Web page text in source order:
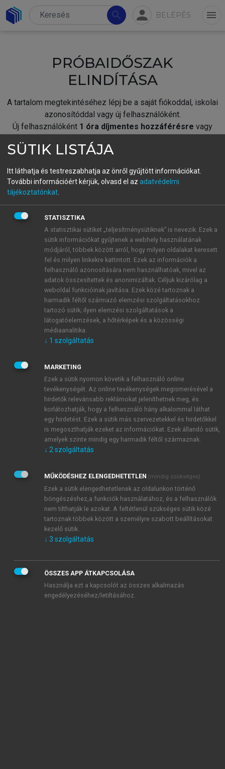
search person BELÉPÉS menu
PRÓBAIDŐSZAK
ELINDÍTÁSA
A tartalom megtekintéséhez lépj be a saját fiókoddal, iskolai
azonosítóddal vagy új felhasználóként.
Új felhasználóként 1 óra díjmentes hozzáférésre vagy
fiókoddal,vagy hozz létre új fiókot.
A regisztráció után apróbaidőszakautomatikusan
BELÉPÉS SAJÁT FIÓKKAL
ÚJ FIÓK LÉTREHOZÁSA
1 óra díjmentes hozzáférés
E-MAIL-CÍM
JELSZÓ
JELSZÓ ÚJRA
Kérek értesítést a MeRSZ újdonságairól, akcióiról.
Kérek értesítést az Akadémiai Kiadó Zrt. újdonságairól,
Adatkezelési tájékoztatóbanfoglaltakat tudomásul
veszem és elfogadom.
Általános vásárlási feltételeket, valamint a szotar.netés a
mersz.huoldalak licencszerződéseiben foglaltakat
tudomásul veszem és elfogadom.
KIPRÓBÁLOM
SÜTIK LISTÁJA
Itt láthatja és testreszabhatja az önről gyűjtött információkat.
További információért kérjük, olvasd el az adatvédelmi
tájékoztatónkat
STATISZTIKA
A statisztikai sütiket „teljesítménysütiknek” is nevezik. Ezek a
sütik információkat gyűjtenek a webhely használatának
módjáról, többek között arról, hogy milyen oldalakat keresett
fel és milyen linkekre kattintott. Ezek az információk a
felhasználó azonosítására nem használhatóak, mivel az
adatok összesítettek és anonimizáltak. Céljuk kizárólag a
weboldal funkcióinak javítása. Ezek közé tartoznak a
harmadik féltől származó elemzési szolgáltatásokhoz
tartozó sütik; ilyen elemzési szolgáltatások a
látogatóelemzések, a hőtérképek és a közösségi
médiaanalitika.
↓ 1 szolgáltatás
MARKETING
Ezek a sütik nyomon követik a felhasználó online
tevékenységét. Az online tevékenységek megismerésével a
hirdetők relevánsabb reklámokat jeleníthetnek meg, és
korlátozhatják, hogy a felhasználó hány alkalommal láthat
egy hirdetést. Ezek a sütik más szervezetekkel és hirdetőkkel
is megoszthatják ezeket az információkat. Ezek állandó sütik,
amelyek szinte mindig egy harmadik féltől származnak.
↓ 2 szolgáltatás
MŰKÖDÉSHEZ ELENGEDHETETLEN (mindig szükséges)
Ezek a sütik elengedhetetlenek az oldalunkon történő
böngészéshez,a funkciók használatához, és a felhasználók
nem tilthatják le azokat. A feltétlenül szükséges sütik közé
tartoznak többek között a személyre szabott beállításokat
kezelő sütik.
↓ 3 szolgáltatás
ÖSSZES APP ÁTKAPCSOLÁSA
Használja ezt a kapcsolót az összes alkalmazás
engedélyezéséhez/letiltásához.